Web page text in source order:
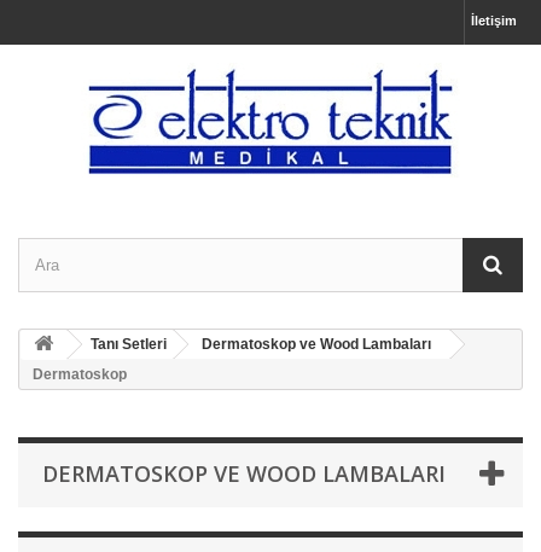
İletişim
Tanı Setleri
Dermatoskop ve Wood Lambaları
Dermatoskop
DERMATOSKOP VE WOOD LAMBALARI